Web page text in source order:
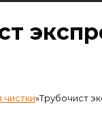
чистки»Трубочист